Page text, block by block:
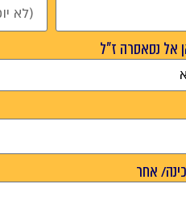
אל נסאסרה ז"ל
אחר